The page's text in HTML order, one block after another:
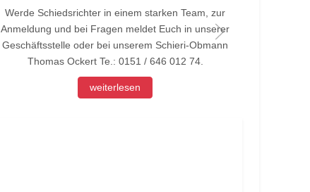
Werde Schiedsrichter in einem starken Team, zur
Anmeldung und bei Fragen meldet Euch in unserer
Geschäftsstelle oder bei unserem Schieri-Obmann
Thomas Ockert Te.: 0151 / 646 012 74.
weiterlesen